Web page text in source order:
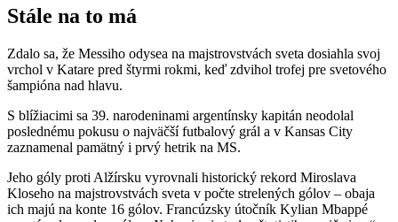
Stále na to má
Zdalo sa, že Messiho odysea na majstrovstvách sveta dosiahla svoj
vrchol v Katare pred štyrmi rokmi, keď zdvihol trofej pre svetového
šampióna nad hlavu.
S blížiacimi sa 39. narodeninami argentínsky kapitán neodolal
poslednému pokusu o najväčší futbalový grál a v Kansas City
zaznamenal pamätný i prvý hetrik na MS.
Jeho góly proti Alžírsku vyrovnali historický rekord Miroslava
Kloseho na majstrovstvách sveta v počte strelených gólov – obaja
ich majú na konte 16 gólov. Francúzsky útočník Kylian Mbappé